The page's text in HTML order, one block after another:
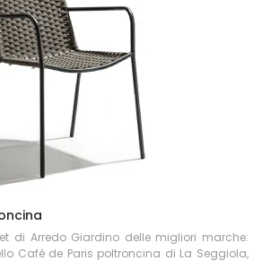
di Arredo Giardino delle migliori marche:
Café de Paris poltroncina di La Seggiola,